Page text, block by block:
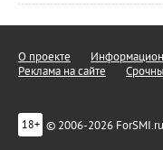
О проекте
Реклама на сайте
18+ © 2006-2026